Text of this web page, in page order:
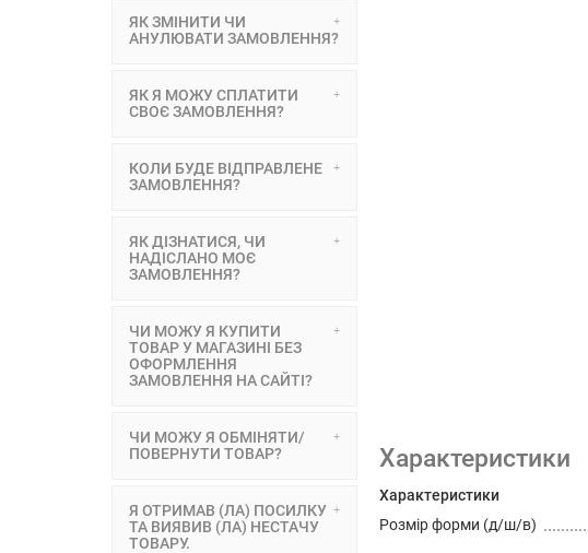
ЯК ЗМІНИТИ ЧИ
АНУЛЮВАТИ ЗАМОВЛЕННЯ?
ЯК Я МОЖУ СПЛАТИТИ
СВОЄ ЗАМОВЛЕННЯ?
КОЛИ БУДЕ ВІДПРАВЛЕНЕ
ЗАМОВЛЕННЯ?
ЯК ДІЗНАТИСЯ, ЧИ
НАДІСЛАНО МОЄ
ЗАМОВЛЕННЯ?
ЧИ МОЖУ Я КУПИТИ
ТОВАР У МАГАЗИНІ БЕЗ
ОФОРМЛЕННЯ
ЗАМОВЛЕННЯ НА САЙТІ?
ЧИ МОЖУ Я ОБМІНЯТИ/
ПОВЕРНУТИ ТОВАР?
Я ОТРИМАВ (ЛА) ПОСИЛКУ
ТА ВИЯВИВ (ЛА) НЕСТАЧУ
ТОВАРУ.
Характеристики
Характеристики
Розмір форми (д/ш/в)